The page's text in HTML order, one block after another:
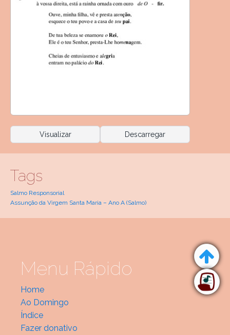
Visualizar Descarregar
Tags
Salmo Responsorial
Assunção da Virgem Santa Maria – Ano A (Salmo)
Menu Rápido
Home
Ao Domingo
Índice
Fazer donativo